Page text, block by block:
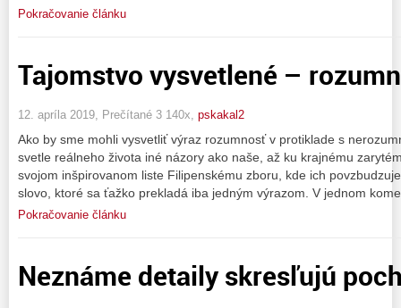
Pokračovanie článku
Tajomstvo vysvetlené –
12. apríla 2019, Prečítané 3 140x, pskakal2
Ako by sme mohli vysvetliť výraz rozumnosť v protiklade s
svetle reálneho života iné názory ako naše, až ku krajnému
svojom inšpirovanom liste Filipenskému zboru, kde ich
slovo, ktoré sa ťažko prekladá iba jedným výrazom. V jednom
Pokračovanie článku
Neznáme detaily skresľujú